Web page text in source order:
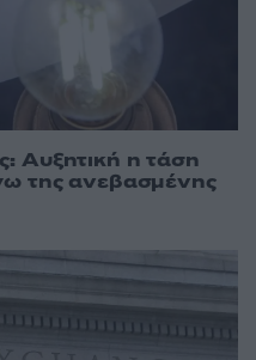
Αυξητική η τάση
της ανεβασμένης